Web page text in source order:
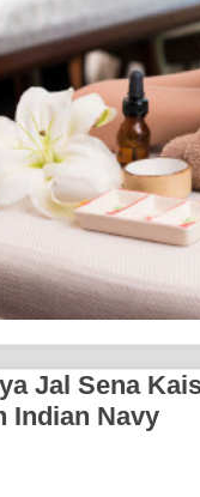
Jal Sena
Indian Navy